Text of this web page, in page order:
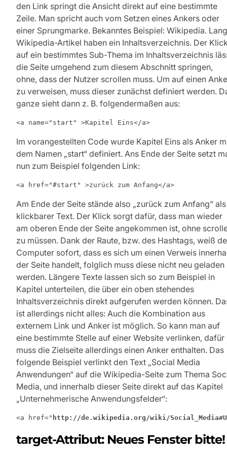
den Link springt die Ansicht direkt auf eine bestimmte
Zeile. Man spricht auch vom Setzen eines Ankers oder
einer Sprungmarke. Bekanntes Beispiel: Wikipedia.
Wikipedia-Artikel haben ein Inhaltsverzeichnis. Der
auf ein bestimmtes Sub-Thema im Inhaltsverzeichnis
die Seite umgehend zum diesem Abschnitt springen,
ohne, dass der Nutzer scrollen muss. Um auf einen
zu verweisen, muss dieser zunächst definiert werden.
ganze sieht dann z. B. folgendermaßen aus:
<a name="start" >Kapitel Eins</a>
Im vorangestellten Code wurde Kapitel Eins als Anker
dem Namen „start“ definiert. Ans Ende der Seite setzt
nun zum Beispiel folgenden Link:
<a href="#start" >zurück zum Anfang</a>
Am Ende der Seite stände also „zurück zum Anfang“ als
klickbarer Text. Der Klick sorgt dafür, dass man wieder
am oberen Ende der Seite angekommen ist, ohne
zu müssen. Dank der Raute, bzw. des Hashtags, weiß
Computer sofort, dass es sich um einen Verweis
der Seite handelt, folglich muss diese nicht neu geladen
werden. Längere Texte lassen sich so zum Beispiel in
Kapitel unterteilen, die über ein oben stehendes
Inhaltsverzeichnis direkt aufgerufen werden können.
ist allerdings nicht alles: Auch die Kombination aus
externem Link und Anker ist möglich. So kann man auf
eine bestimmte Stelle auf einer Website verlinken, dafür
muss die Zielseite allerdings einen Anker enthalten. Das
folgende Beispiel verlinkt den Text „Social Media
Anwendungen“ auf die Wikipedia-Seite zum Thema
Media, und innerhalb dieser Seite direkt auf das Kapitel
„Unternehmerische Anwendungsfelder“:
<a href=" http://de.wikipedia.org/wiki/
target-Attribut: Neues Fenster bitte!